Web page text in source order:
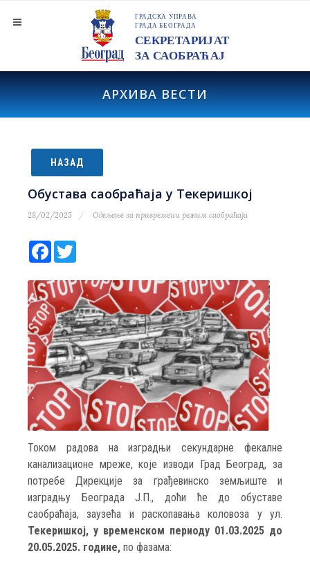
АРХИВА ВЕСТИ
НАЗАД
Обустава саобраћаја у Текеришкој
28/02/2025 Одељење за привремени режим саобраћаја
Facebook
Током радова на изградњи секундарне фекалне
канализационе мреже, које изводи Град Београд, за
потребе Дирекцијe за грађевинско земљиште и
изградњу Београда Ј.П., доћи ће до обуставе
саобраћаја, заузећа и раскопавања коловоза у ул.
Текеришкој, у временском периоду 01.03.2025 до
20.05.2025. године, по фазама: